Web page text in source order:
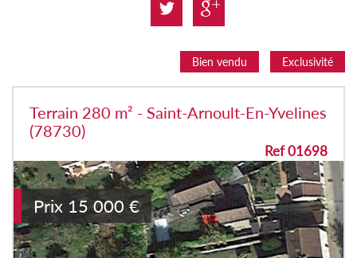
Bien vendu Exclusivité
Terrain 280 m² - Saint-Arnoult-En-Yvelines
(78730)
Ref 01698
Prix 15 000 €